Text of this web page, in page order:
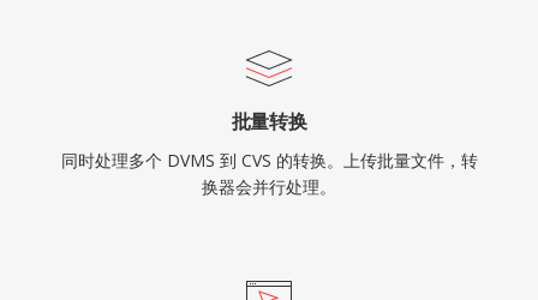
批量转换
同时处理多个 DVMS 到 CVS 的转换。上传批量文件，转
换器会并行处理。